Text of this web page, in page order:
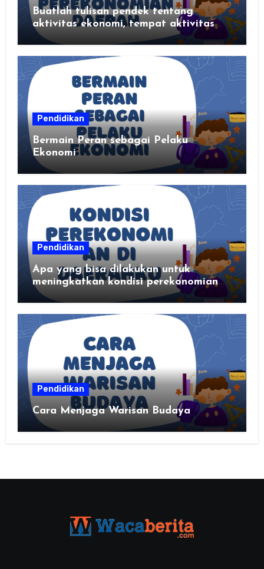
Buatlah tulisan pendek tentang
aktivitas ekonomi, tempat aktivitas
ekonomi, dan hasil produksi daerah
kalian
Pendidikan
Bermain Peran sebagai Pelaku
Ekonomi
Pendidikan
Apa yang bisa dilakukan untuk
meningkatkan kondisi perekonomian
daerahku?
Pendidikan
Cara Menjaga Warisan Budaya